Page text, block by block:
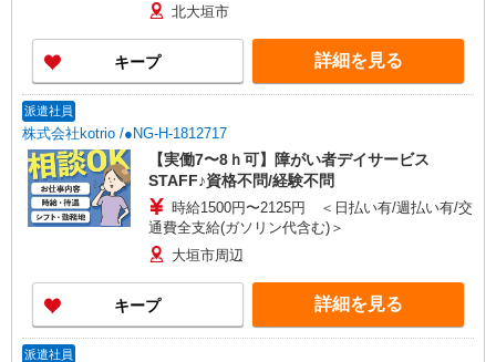
北大垣市
キープ 詳細を見る
派遣社員
株式会社kotrio /●NG-H-1812717
【実働7〜8ｈ可】障がい者デイサービス
STAFF♪資格不問/経験不問
時給1500円〜2125円 ＜日払い有/週払い有/交
通費全支給(ガソリン代含む)＞
大垣市周辺
キープ 詳細を見る
派遣社員